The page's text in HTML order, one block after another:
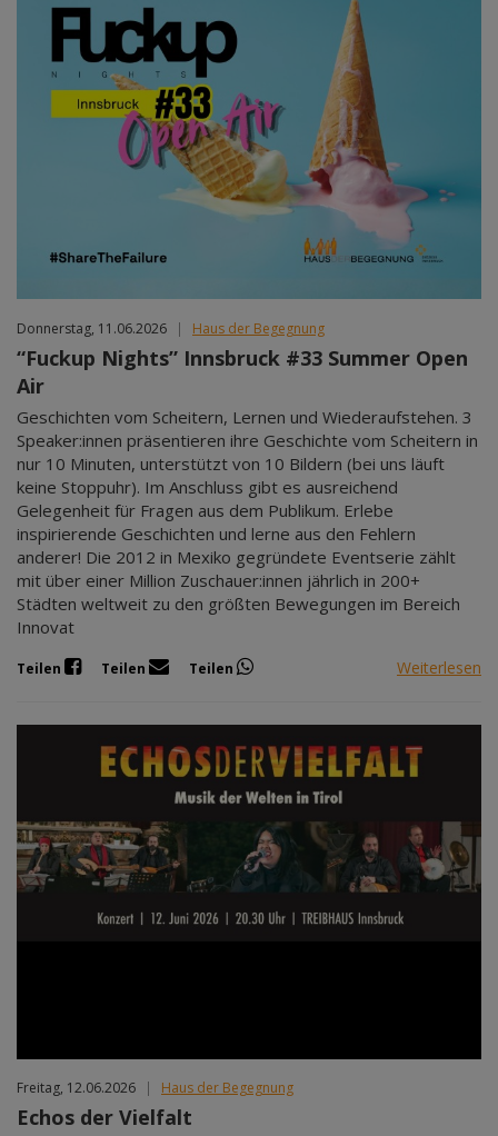
Donnerstag, 11.06.2026 | Haus der Begegnung
“Fuckup Nights” Innsbruck #33 Summer Open
Air
Geschichten vom Scheitern, Lernen und Wiederaufstehen. 3
Speaker:innen präsentieren ihre Geschichte vom Scheitern in
nur 10 Minuten, unterstützt von 10 Bildern (bei uns läuft
keine Stoppuhr). Im Anschluss gibt es ausreichend
Gelegenheit für Fragen aus dem Publikum. Erlebe
inspirierende Geschichten und lerne aus den Fehlern
anderer! Die 2012 in Mexiko gegründete Eventserie zählt
mit über einer Million Zuschauer:innen jährlich in 200+
Städten weltweit zu den größten Bewegungen im Bereich
Innovat
Teilen Teilen Teilen Weiterlesen
Freitag, 12.06.2026 Haus der Begegnung
Echos der Vielfalt